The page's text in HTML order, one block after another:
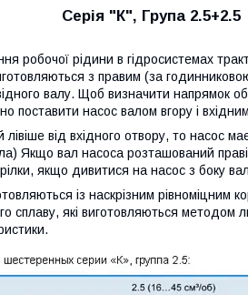
Серія "К", Група 2.5+2.5
рідини в гідросистемах
з правим (за
валу. Щоб визначити напрямок
поставити насос валом вгору і
від вхідного отвору, то насос має
Якщо вал насоса розташований
якщо дивитися на насос з боку
із наскрізним рівноміцним
сплаву, які виготовляються методом